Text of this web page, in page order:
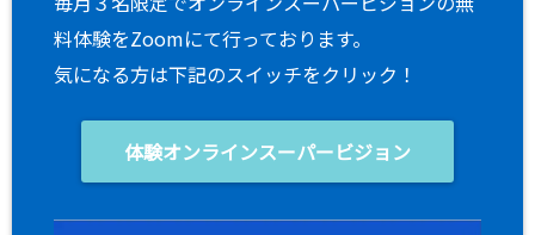
料体験をZoomにて行っております。
気になる方は下記のスイッチをクリック！
体験オンラインスーパービジョン